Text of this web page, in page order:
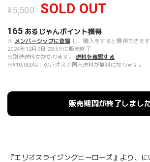
¥5,500 SOLD OUT
165 あるじゃんポイント獲得
※ メンバーシップに登録 し、購入をすると獲得できます
2024年12月9日 23:59 に販売終了
※別途送料がかかります。
送料を確認する
※¥10,000以上のご注文で国内送料が無料になります。
販売期間が終了しまし
『エリオスライジングヒーローズ』より、